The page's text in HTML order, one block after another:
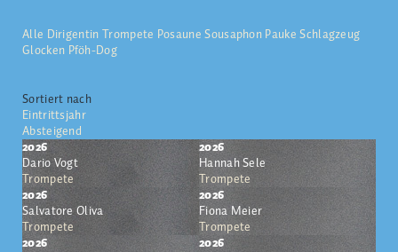
Alle DirigentinTrompete PosauneSousaphonPaukeSchlagzeug
Glocken Pföh-Dog
Sortiert nach
Eintrittsjahr
Absteigend
2026
Dario Vogt
Trompete
2026
Hannah Sele
Trompete
2026
Salvatore Oliva
Trompete
2026
Fiona Meier
Trompete
2026
2026